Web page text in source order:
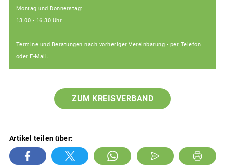
Montag und Donnerstag:
13.00 - 16.30 Uhr
Termine und Beratungen nach vorheriger Vereinbarung - per Telefon
oder E-Mail.
ZUM KREISVERBAND
Artikel teilen über: